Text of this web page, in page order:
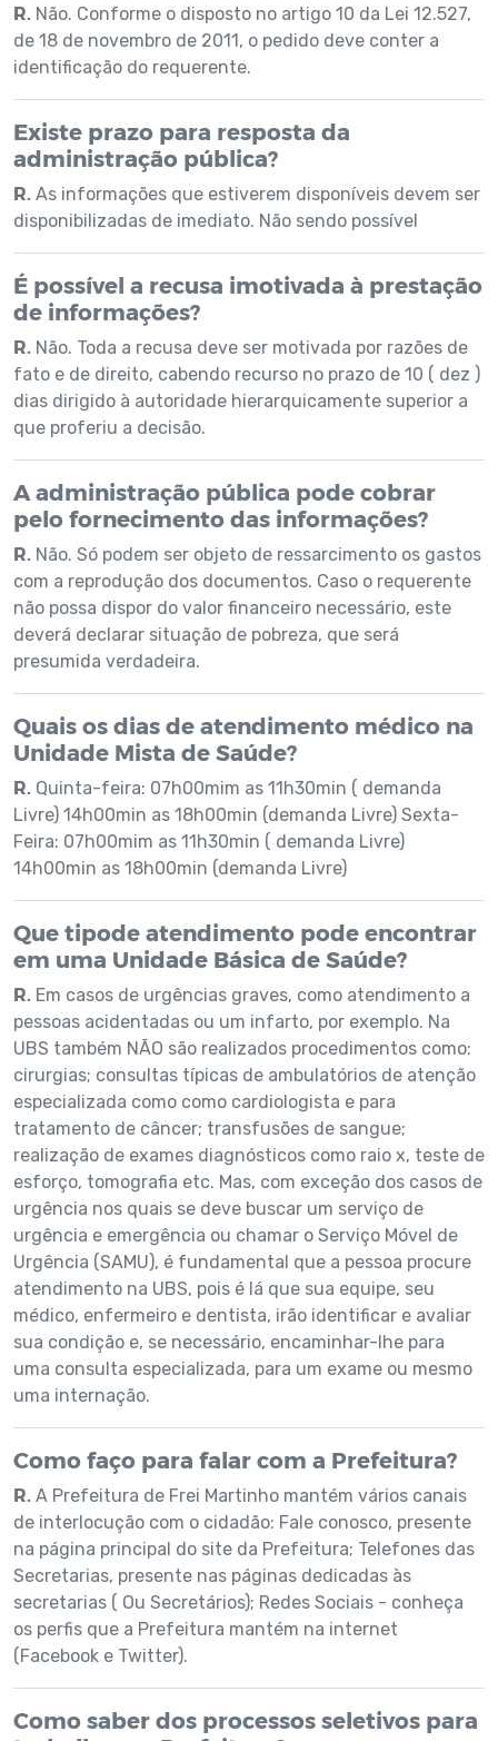
R. Não. Conforme o disposto no artigo 10 da Lei 12.527,
de 18 de novembro de 2011, o pedido deve conter a
identificação do requerente.
Existe prazo para resposta da
administração pública?
R. As informações que estiverem disponíveis devem ser
disponibilizadas de imediato. Não sendo possível
É possível a recusa imotivada à prestação
de informações?
R. Não. Toda a recusa deve ser motivada por razões de
fato e de direito, cabendo recurso no prazo de 10 ( dez )
dias dirigido à autoridade hierarquicamente superior a
que proferiu a decisão.
A administração pública pode cobrar
pelo fornecimento das informações?
R. Não. Só podem ser objeto de ressarcimento os gastos
com a reprodução dos documentos. Caso o requerente
não possa dispor do valor financeiro necessário, este
deverá declarar situação de pobreza, que será
presumida verdadeira.
Quais os dias de atendimento médico na
Unidade Mista de Saúde?
R. Quinta-feira: 07h00mim as 11h30min ( demanda
Livre) 14h00min as 18h00min (demanda Livre) Sexta-
Feira: 07h00mim as 11h30min ( demanda Livre)
14h00min as 18h00min (demanda Livre)
Que tipode atendimento pode encontrar
em uma Unidade Básica de Saúde?
R. Em casos de urgências graves, como atendimento a
pessoas acidentadas ou um infarto, por exemplo. Na
UBS também NÃO são realizados procedimentos como:
cirurgias; consultas típicas de ambulatórios de atenção
especializada como como cardiologista e para
tratamento de câncer; transfusões de sangue;
realização de exames diagnósticos como raio x, teste de
esforço, tomografia etc. Mas, com exceção dos casos de
urgência nos quais se deve buscar um serviço de
urgência e emergência ou chamar o Serviço Móvel de
Urgência (SAMU), é fundamental que a pessoa procure
atendimento na UBS, pois é lá que sua equipe, seu
médico, enfermeiro e dentista, irão identificar e avaliar
sua condição e, se necessário, encaminhar-lhe para
uma consulta especializada, para um exame ou mesmo
uma internação.
Como faço para falar com a Prefeitura?
R. A Prefeitura de Frei Martinho mantém vários canais
de interlocução com o cidadão: Fale conosco, presente
na página principal do site da Prefeitura; Telefones das
Secretarias, presente nas páginas dedicadas às
secretarias ( Ou Secretários); Redes Sociais - conheça
os perfis que a Prefeitura mantém na internet
(Facebook e Twitter).
Como saber dos processos seletivos para